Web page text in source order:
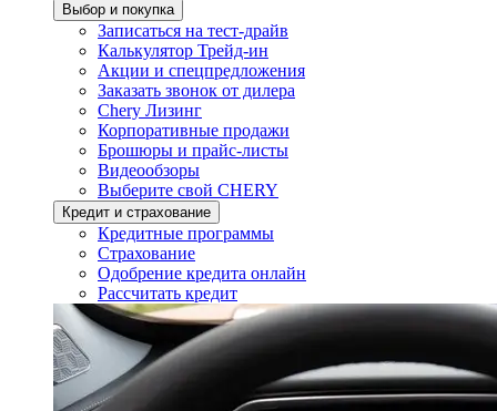
Выбор и покупка
Записаться на тест-драйв
Калькулятор Трейд-ин
Акции и спецпредложения
Заказать звонок от дилера
Chery Лизинг
Корпоративные продажи
Брошюры и прайс-листы
Видеообзоры
Выберите свой CHERY
Кредит и страхование
Кредитные программы
Страхование
Одобрение кредита онлайн
Рассчитать кредит